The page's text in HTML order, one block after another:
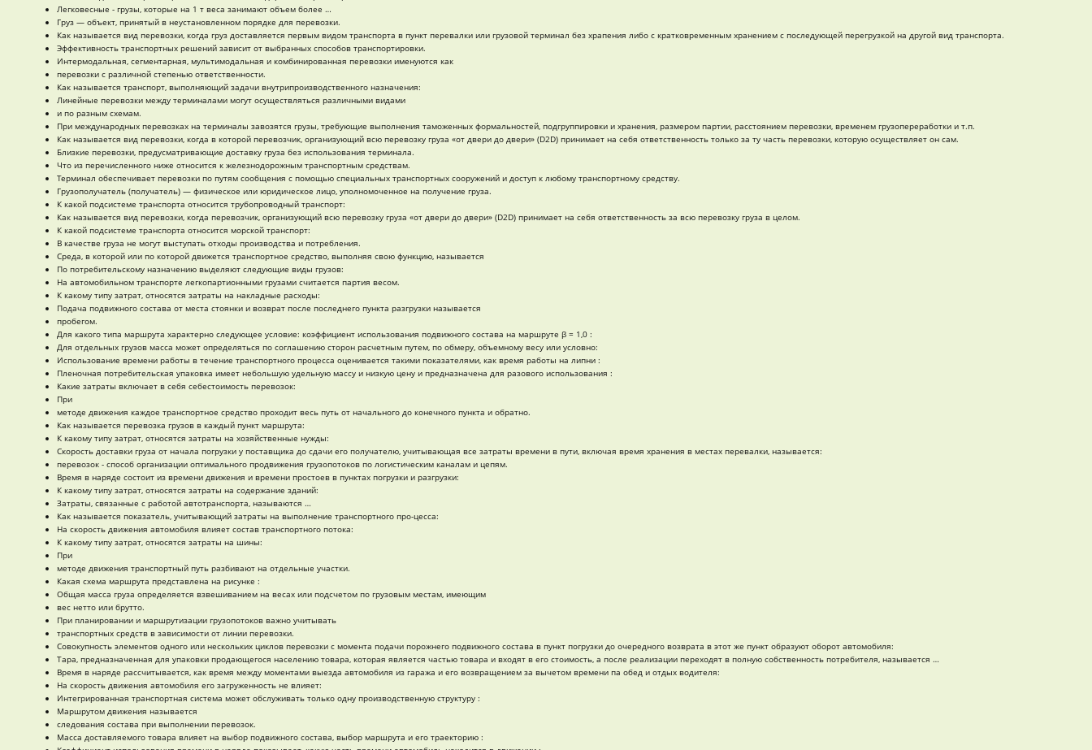
Легковесные - грузы, которые на 1 т веса занимают объем более …
Груз — объект, принятый в неустановленном порядке для перевозки.
Как называется вид перевозки, когда груз доставляется первым видом транспорта в пункт перевалки или грузовой терминал без храпения либо с кратковременным хранением с последующей перегрузкой на другой вид транспорта.
Эффективность транспортных решений зависит от выбранных способов транспортировки.
Интермодальная, сегментарная, мультимодальная и комбинированная перевозки именуются как
перевозки с различной степенью ответственности.
Как называется транспорт, выполняющий задачи внутрипроизводственного назначения:
Линейные перевозки между терминалами могут осуществляться различными видами
и по разным схемам.
При международных перевозках на терминалы завозятся грузы, требующие выполнения таможенных формальностей, подгруппировки и хранения, размером партии, расстоянием перевозки, временем грузопереработки и т.п.
Как называется вид перевозки, когда в которой перевозчик, организующий всю перевозку груза «от двери до двери» (D2D) принимает на себя ответственность только за ту часть перевозки, которую осуществляет он сам.
Близкие перевозки, предусматривающие доставку груза без использования терминала.
Что из перечисленного ниже относится к железнодорожным транспортным средствам.
Терминал обеспечивает перевозки по путям сообщения с помощью специальных транспортных сооружений и доступ к любому транспортному средству.
Грузополучатель (получатель) — физическое или юридическое лицо, уполномоченное на получение груза.
К какой подсистеме транспорта относится трубопроводный транспорт:
Как называется вид перевозки, когда перевозчик, организующий всю перевозку груза «от двери до двери» (D2D) принимает на себя ответственность за всю перевозку груза в целом.
К какой подсистеме транспорта относится морской транспорт:
В качестве груза не могут выступать отходы производства и потребления.
Среда, в которой или по которой движется транспортное средство, выполняя свою функцию, называется
По потребительскому назначению выделяют следующие виды грузов:
На автомобильном транспорте легкопартионными грузами считается партия весом.
К какому типу затрат, относятся затраты на накладные расходы:
Подача подвижного состава от места стоянки и возврат после последнего пункта разгрузки называется
пробегом.
Для какого типа маршрута характерно следующее условие: коэффициент использования подвижного состава на маршруте β = 1,0 :
Для отдельных грузов масса может определяться по соглашению сторон расчетным путем, по обмеру, объемному весу или условно:
Использование времени работы в течение транспортного процесса оценивается такими показателями, как время работы на липни :
Пленочная потребительская упаковка имеет небольшую удельную массу и низкую цену и предназначена для разового использования :
Какие затраты включает в себя себестоимость перевозок:
При
методе движения каждое транспортное средство проходит весь путь от начального до конечного пункта и обратно.
Как называется перевозка грузов в каждый пункт маршрута:
К какому типу затрат, относятся затраты на хозяйственные нужды:
Скорость доставки груза от начала погрузки у поставщика до сдачи его получателю, учитывающая все затраты времени в пути, включая время хранения в местах перевалки, называется:
перевозок - способ организации оптимального продвижения грузопотоков по логистическим каналам и цепям.
Время в наряде состоит из времени движения и времени простоев в пунктах погрузки и разгрузки:
К какому типу затрат, относятся затраты на содержание зданий:
Затраты, связанные с работой автотранспорта, называются …
Как называется показатель, учитывающий затраты на выполнение транспортного про-цесса:
На скорость движения автомобиля влияет состав транспортного потока:
К какому типу затрат, относятся затраты на шины:
При
методе движения транспортный путь разбивают на отдельные участки.
Какая схема маршрута представлена на рисунке :
Общая масса груза определяется взвешиванием на весах или подсчетом по грузовым местам, имеющим
вес нетто или брутто.
При планировании и маршрутизации грузопотоков важно учитывать
транспортных средств в зависимости от линии перевозки.
Совокупность элементов одного или нескольких циклов перевозки с момента подачи порожнего подвижного состава в пункт погрузки до очередного возврата в этот же пункт образуют оборот автомобиля:
Тара, предназначенная для упаковки продающегося населению товара, которая является частью товара и входят в его стоимость, а после реализации переходят в полную собственность потребителя, называется …
Время в наряде рассчитывается, как время между моментами выезда автомобиля из гаража и его возвращением за вычетом времени па обед и отдых водителя:
На скорость движения автомобиля его загруженность не влияет:
Интегрированная транспортная система может обслуживать только одну производственную структуру :
Маршрутом движения называется
следования состава при выполнении перевозок.
Масса доставляемого товара влияет на выбор подвижного состава, выбор маршрута и его траекторию :